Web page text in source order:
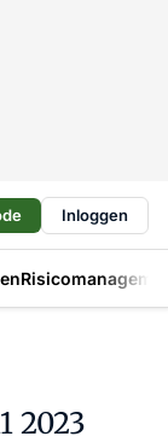
Inloggen
2023